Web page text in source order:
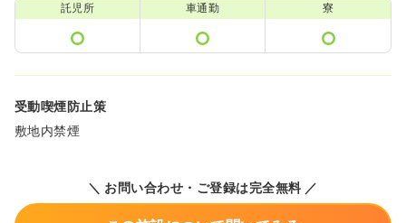
託児所 車通勤 寮
受動喫煙防止策
敷地内禁煙
＼ お問い合わせ・ご登録は完全無料 ／